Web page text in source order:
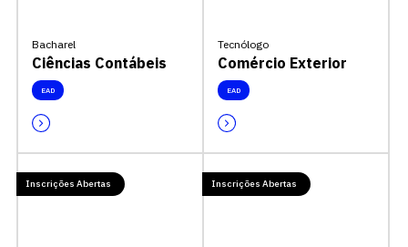
Bacharel
Ciências Contábeis
EAD
Tecnólogo
Comércio Exterior
EAD
Inscrições Abertas Inscrições Abertas